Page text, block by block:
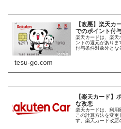
【改悪】楽天
でのポイント付
楽天カードは、楽天
ントの還元があり
付与条件対象外とな
tesu-go.com
【楽天カード】
な改悪
楽天カードは、利用
この計算方法を変
す。楽天カード改悪